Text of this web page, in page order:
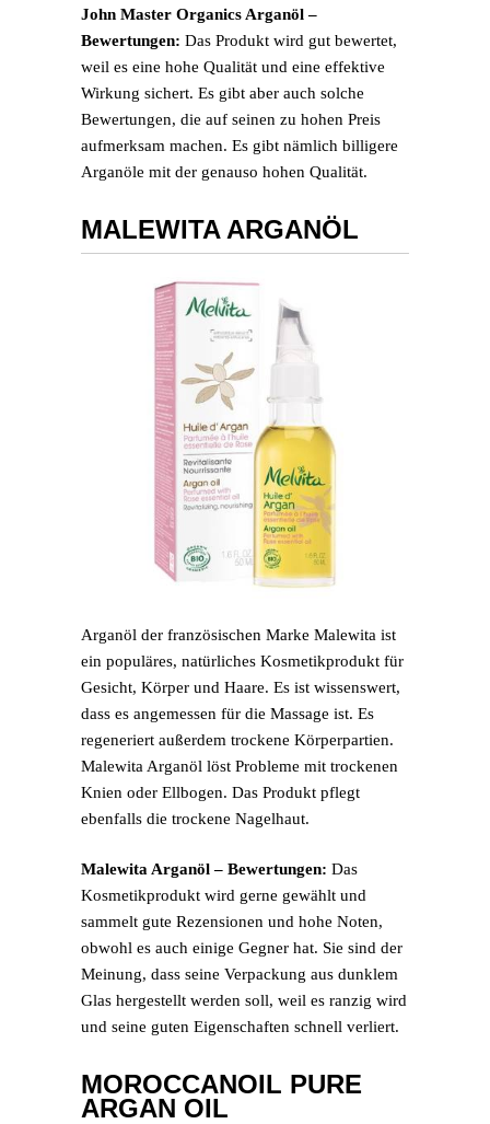
John Master Organics Arganöl –
Bewertungen: Das Produkt wird gut bewertet,
weil es eine hohe Qualität und eine effektive
Wirkung sichert. Es gibt aber auch solche
Bewertungen, die auf seinen zu hohen Preis
aufmerksam machen. Es gibt nämlich billigere
Arganöle mit der genauso hohen Qualität.
MALEWITA ARGANÖL
Arganöl der französischen Marke Malewita ist
ein populäres, natürliches Kosmetikprodukt für
Gesicht, Körper und Haare. Es ist wissenswert,
dass es angemessen für die Massage ist. Es
regeneriert außerdem trockene Körperpartien.
Malewita Arganöl löst Probleme mit trockenen
Knien oder Ellbogen. Das Produkt pflegt
ebenfalls die trockene Nagelhaut.
Malewita Arganöl – Bewertungen: Das
Kosmetikprodukt wird gerne gewählt und
sammelt gute Rezensionen und hohe Noten,
obwohl es auch einige Gegner hat. Sie sind der
Meinung, dass seine Verpackung aus dunklem
Glas hergestellt werden soll, weil es ranzig wird
und seine guten Eigenschaften schnell verliert.
MOROCCANOIL PURE
ARGAN OIL